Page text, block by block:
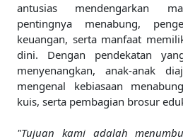
antusias mendengarkan
pentingnya menabung,
keuangan, serta manfaat
dini. Dengan pendekatan
menyenangkan, anak-anak
mengenal kebiasaan
kuis, serta pembagian brosur
"Tujuan kami adalah